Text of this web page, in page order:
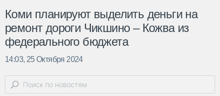
Коми планируют выделить деньги на
ремонт дороги Чикшино – Кожва из
федерального бюджета
14:03, 25 Октября 2024